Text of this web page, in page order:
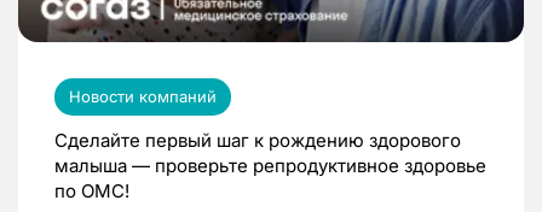
Новости компаний
Сделайте первый шаг к рождению здорового
малыша — проверьте репродуктивное здоровье
по ОМС!